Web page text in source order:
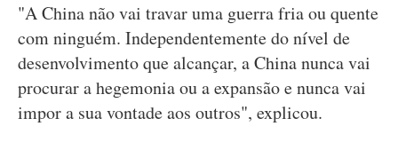
"A China não vai travar uma guerra fria ou quente
com ninguém. Independentemente do nível de
desenvolvimento que alcançar, a China nunca vai
procurar a hegemonia ou a expansão e nunca vai
impor a sua vontade aos outros", explicou.